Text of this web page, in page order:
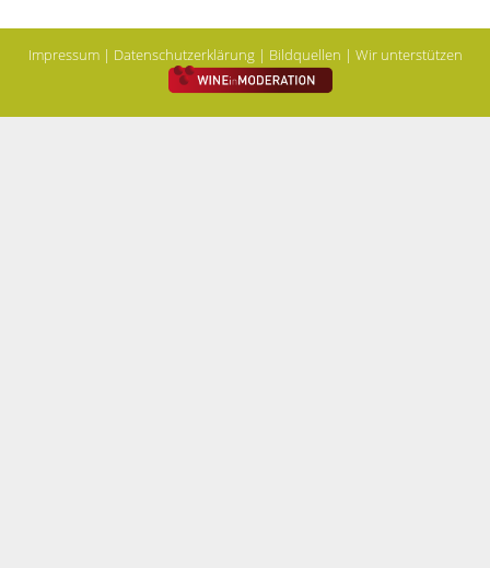
Impressum| Datenschutzerklärung| Bildquellen | Wir unterstützen